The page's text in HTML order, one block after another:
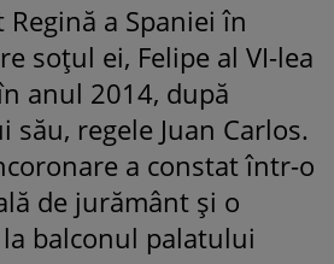
a Spaniei în
soțul ei, Felipe al VI-lea
anul 2014, după
său, regele Juan Carlos.
a constat într-o
de jurământ și o
balconul palatului